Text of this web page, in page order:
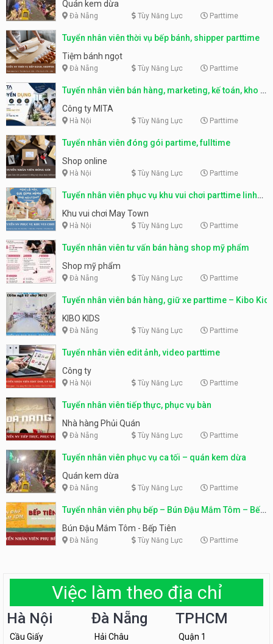
Quán kem dừa
Đà Nẵng Tùy Năng Lực Parttime
Tuyển nhân viên thời vụ bếp bánh, shipper parttime
Tiệm bánh ngọt
Đà Nẵng Tùy Năng Lực Parttime
Tuyển nhân viên bán hàng, marketing, kế toán, kho –
parttime, fulltime
Công ty MITA
Hà Nội Tùy Năng Lực Parttime
Tuyển nhân viên đóng gói partime, fulltime
Shop online
Hà Nội Tùy Năng Lực Parttime
Tuyển nhân viên phục vụ khu vui chơi parttime linh
động
Khu vui chơi May Town
Hà Nội Tùy Năng Lực Parttime
Tuyển nhân viên tư vấn bán hàng shop mỹ phẩm
Shop mỹ phẩm
Đà Nẵng Tùy Năng Lực Parttime
Tuyển nhân viên bán hàng, giữ xe parttime – Kibo Kid
KIBO KIDS
Đà Nẵng Tùy Năng Lực Parttime
Tuyển nhân viên edit ảnh, video parttime
Công ty
Hà Nội Tùy Năng Lực Parttime
Tuyển nhân viên tiếp thực, phục vụ bàn
Nhà hàng Phủi Quán
Đà Nẵng Tùy Năng Lực Parttime
Tuyển nhân viên phục vụ ca tối – quán kem dừa
Quán kem dừa
Đà Nẵng Tùy Năng Lực Parttime
Tuyển nhân viên phụ bếp – Bún Đậu Mắm Tôm – Bếp
Tiên
Bún Đậu Mắm Tôm - Bếp Tiên
Đà Nẵng Tùy Năng Lực Parttime
Việc làm theo địa chỉ
Hà Nội
Cầu Giấy
Đà Nẵng
Hải Châu
TPHCM
Quận 1